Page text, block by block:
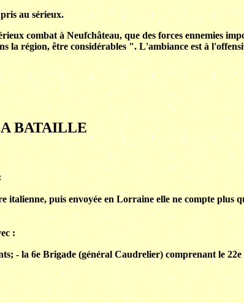
au sérieux.
combat à Neufchâteau, que des forces ennemies
la région, être considérables ". L'ambiance est à
BATAILLE
italienne, puis envoyée en Lorraine elle ne compte plus
:
- la 6e Brigade (général Caudrelier) comprenant le